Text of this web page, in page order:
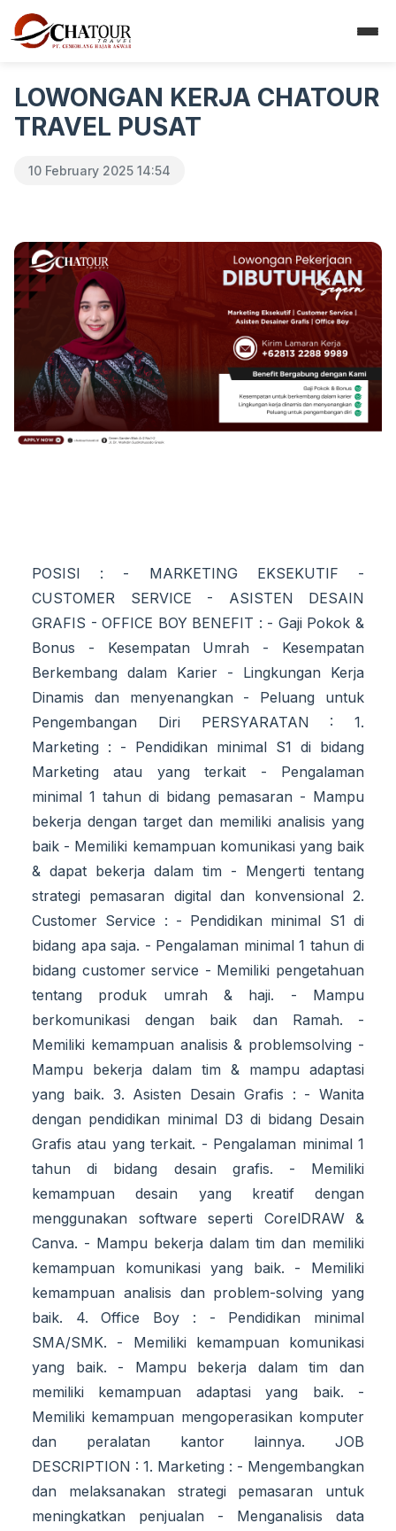
LOWONGAN KERJA CHATOUR
TRAVEL PUSAT
10 February 2025 14:54
POSISI : - MARKETING EKSEKUTIF -
CUSTOMER SERVICE - ASISTEN DESAIN
GRAFIS - OFFICE BOY BENEFIT : - Gaji Pokok &
Bonus - Kesempatan Umrah - Kesempatan
Berkembang dalam Karier - Lingkungan Kerja
Dinamis dan menyenangkan - Peluang untuk
Pengembangan Diri PERSYARATAN : 1.
Marketing : - Pendidikan minimal S1 di bidang
Marketing atau yang terkait - Pengalaman
minimal 1 tahun di bidang pemasaran - Mampu
bekerja dengan target dan memiliki analisis yang
baik - Memiliki kemampuan komunikasi yang baik
& dapat bekerja dalam tim - Mengerti tentang
strategi pemasaran digital dan konvensional 2.
Customer Service : - Pendidikan minimal S1 di
bidang apa saja. - Pengalaman minimal 1 tahun di
bidang customer service - Memiliki pengetahuan
tentang produk umrah & haji. - Mampu
berkomunikasi dengan baik dan Ramah. -
Memiliki kemampuan analisis & problemsolving -
Mampu bekerja dalam tim & mampu adaptasi
yang baik. 3. Asisten Desain Grafis : - Wanita
dengan pendidikan minimal D3 di bidang Desain
Grafis atau yang terkait. - Pengalaman minimal 1
tahun di bidang desain grafis. - Memiliki
kemampuan desain yang kreatif dengan
menggunakan software seperti CorelDRAW &
Canva. - Mampu bekerja dalam tim dan memiliki
kemampuan komunikasi yang baik. - Memiliki
kemampuan analisis dan problem-solving yang
baik. 4. Office Boy : - Pendidikan minimal
SMA/SMK. - Memiliki kemampuan komunikasi
yang baik. - Mampu bekerja dalam tim dan
memiliki kemampuan adaptasi yang baik. -
Memiliki kemampuan mengoperasikan komputer
dan peralatan kantor lainnya. JOB
DESCRIPTION : 1. Marketing : - Mengembangkan
dan melaksanakan strategi pemasaran untuk
meningkatkan penjualan - Menganalisis data